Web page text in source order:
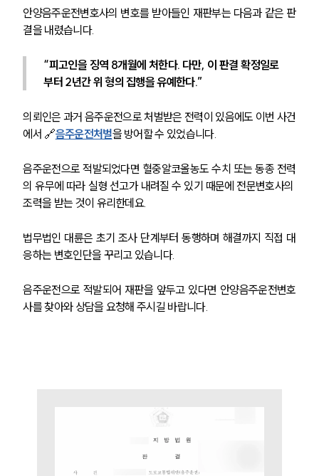
안양음주운전변호사의 변호를 받아들인 재판부는 다음과 같은 판
결을 내렸습니다.
“피고인을 징역 8개월에 처한다. 다만, 이 판결 확정일로
부터 2년간 위 형의 집행을 유예한다.”
의뢰인은 과거 음주운전으로 처벌받은 전력이 있음에도 이번 사건
에서 🔗음주운전처벌을 방어할 수 있었습니다.
음주운전으로 적발되었다면 혈중알코올농도 수치 또는 동종 전력
의 유무에 따라 실형 선고가 내려질 수 있기 때문에 전문변호사의
조력을 받는 것이 유리한데요.
법무법인 대륜은 초기 조사 단계부터 동행하며 해결까지 직접 대
응하는 변호인단을 꾸리고 있습니다.
음주운전으로 적발되어 재판을 앞두고 있다면 안양음주운전변호
사를 찾아와 상담을 요청해 주시길 바랍니다.